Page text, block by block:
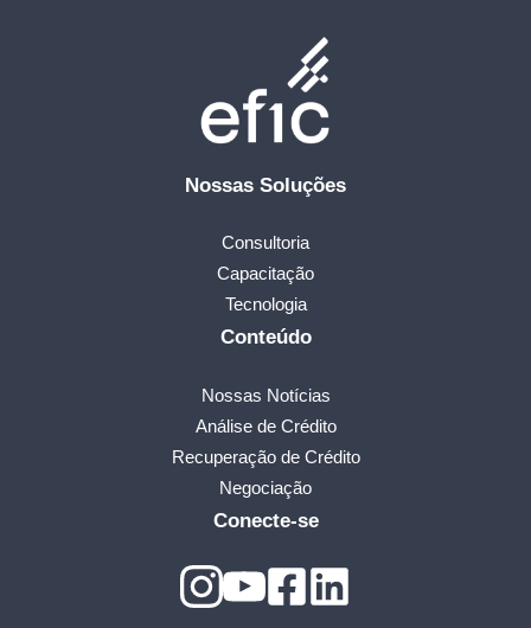
Nossas Soluções
Consultoria
Capacitação
Tecnologia
Conteúdo
Nossas Notícias
Análise de Crédito
Recuperação de Crédito
Negociação
Conecte-se